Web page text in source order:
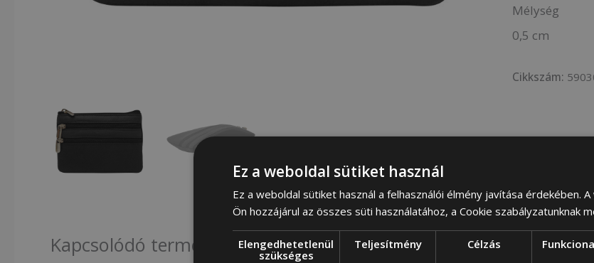
Mélység
0,5 cm
Cikkszám:
Kapcsolódó termékek
Ez a weboldal sütiket használ
Ez a weboldal sütiket használ a felhasználói élmény javítása érdekében.
Ön hozzájárul az összes süti használatához, a Cookie szabályzatunknak
Elengedhetetlenül
szükséges
Teljesítmény Célzás